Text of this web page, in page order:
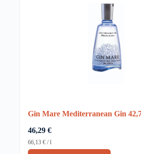
Gin Mare Mediterranean Gin
46,29 €
66,13 € /l